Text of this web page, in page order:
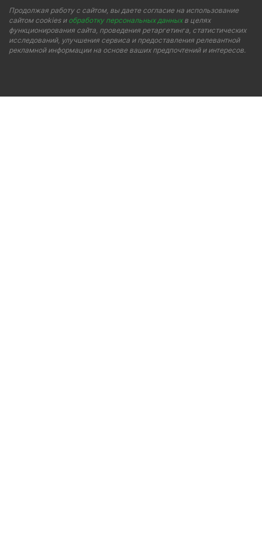
Продолжая работу с сайтом, вы даете согласие на использование
сайтом cookies и обработку персональных данныхв целях
функционирования сайта, проведения ретаргетинга, статистических
исследований, улучшения сервиса и предоставления релевантной
рекламной информации на основе ваших предпочтений и интересов.